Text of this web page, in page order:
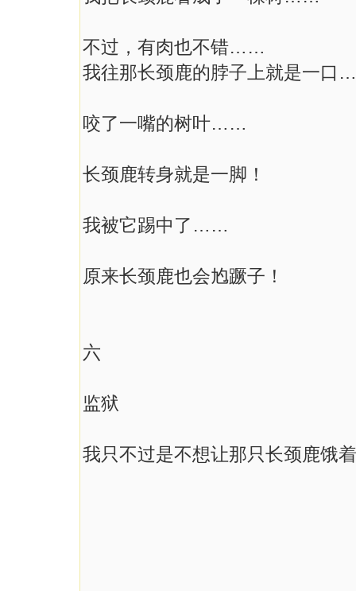
不过，有肉也不错……
我往那长颈鹿的脖子上就是一
咬了一嘴的树叶……
长颈鹿转身就是一脚！
我被它踢中了……
原来长颈鹿也会尥蹶子！
六
监狱
我只不过是不想让那只长颈鹿饿